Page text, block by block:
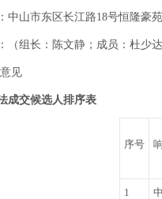
中山市东区长江路18号恒隆豪
（组长：陈文静；成员：杜少达
见
成交候选人排序表
序号
1